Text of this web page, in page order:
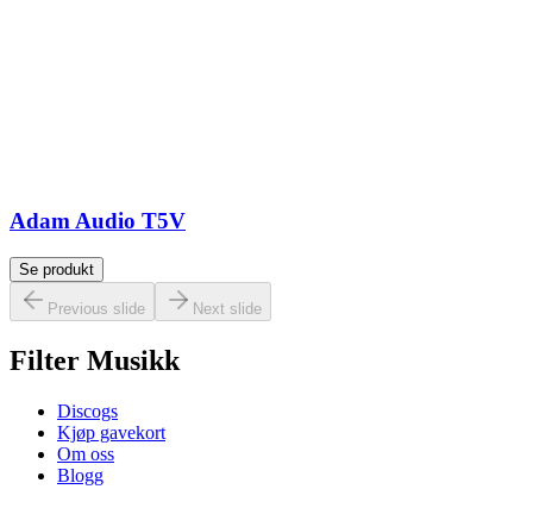
Adam Audio T5V
Se produkt
Previous slide Next slide
Filter Musikk
Discogs
Kjøp gavekort
Om oss
Blogg